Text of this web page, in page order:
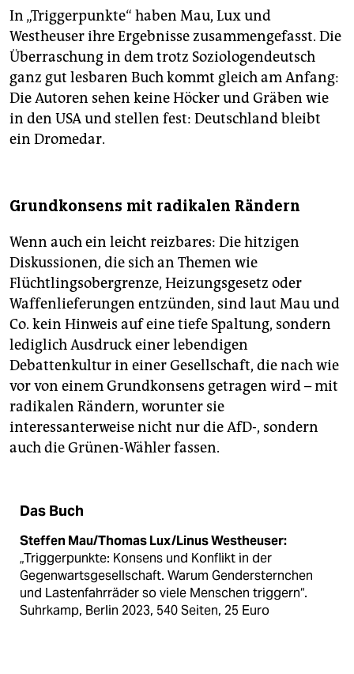
In „Triggerpunkte“ haben Mau, Lux und
Westheuser ihre Ergebnisse zusammengefasst. Die
Überraschung in dem trotz Soziologendeutsch
ganz gut lesbaren Buch kommt gleich am Anfang:
Die Autoren sehen keine Höcker und Gräben wie
in den USA und stellen fest: Deutschland bleibt
ein Dromedar.
Grundkonsens mit radikalen Rändern
Wenn auch ein leicht reizbares: Die hitzigen
Diskussionen, die sich an Themen wie
Flüchtlingsobergrenze, Heizungsgesetz oder
Waffenlieferungen entzünden, sind laut Mau und
Co. kein Hinweis auf eine tiefe Spaltung, sondern
lediglich Ausdruck einer lebendigen
Debattenkultur in einer Gesellschaft, die nach wie
vor von einem Grundkonsens getragen wird – mit
radikalen Rändern, worunter sie
interessanterweise nicht nur die AfD-, sondern
auch die Grünen-Wähler fassen.
Das Buch
Steffen Mau/Thomas Lux/Linus Westheuser:
„Triggerpunkte: Konsens und Konflikt in der
Gegenwarts­gesellschaft. Warum Gender­sternchen
und Lastenfahr­räder so viele Menschen triggern“.
Suhrkamp, Berlin 2023, 540 Seiten, 25 Euro